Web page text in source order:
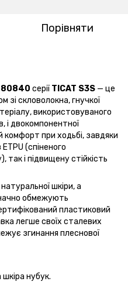
Порівняти
80840 серії TICAT S3S — це
зі скловолокна, гнучкої
використовуваного
і двокомпонентної
комфорт при ходьбі, завдяки
ETPU (спіненого
і підвищену стійкість
шкіри, а
обмежують
пластиковий
легше своїх сталевих
згинання плеснової
нубук.